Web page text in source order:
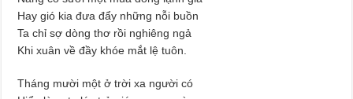
Hay gió kia đưa đẩy những nỗi buồn
Ta chỉ sợ dòng thơ rồi nghiêng ngả
Khi xuân về đầy khóe mắt lệ tuôn.
Tháng mười một ở trời xa người có